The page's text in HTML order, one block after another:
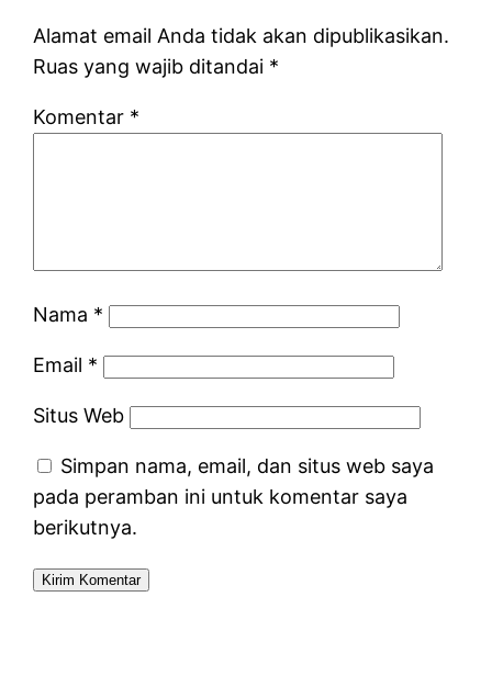
Alamat email Anda tidak akan dipublikasikan.
Ruas yang wajib ditandai *
Komentar *
Nama *
Email *
Situs Web
Simpan nama, email, dan situs web saya
pada peramban ini untuk komentar saya
berikutnya.